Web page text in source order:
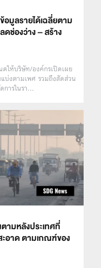
มูลรายได้เฉลี่ยตาม
ดช่องว่าง – สร้าง
ให้บริษัท/องค์กรเปิดเผย
บ่งตามเพศ รวมถึงสัดส่วน
ารในรา…
ามหลังประเทศที่
ะอาด ตามเกณฑ์ของ